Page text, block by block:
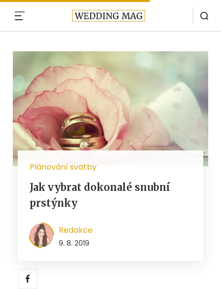
Plánování svatby
Jak vybrat dokonalé snubní
prstýnky
Redakce
9. 8. 2019